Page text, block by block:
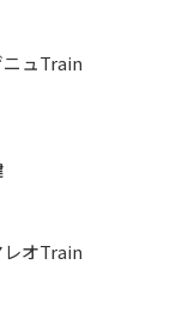
ュTrain
レオTrain